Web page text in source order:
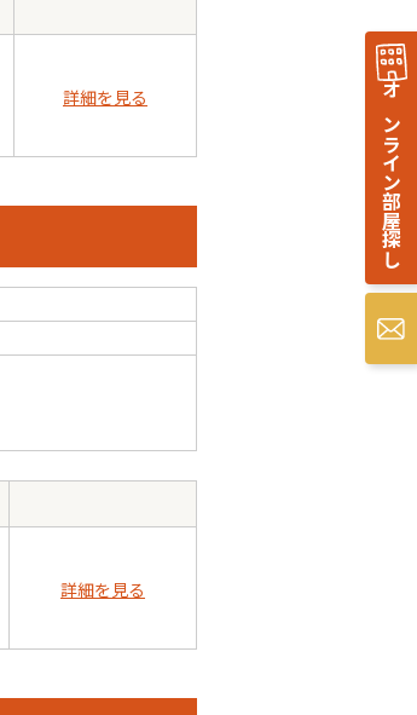
詳細を見る
詳細を見る
オンライン部屋探し